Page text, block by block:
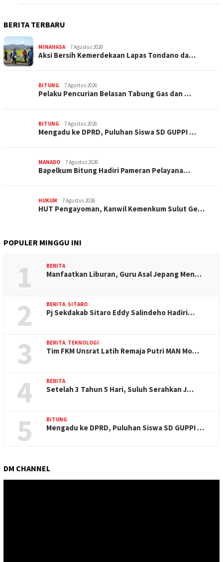
BERITA TERBARU
MINAHASA 7 Agustus 2026
Aksi Bersih Kemerdekaan Lapas Tondano da…
BITUNG 7 Agustus 2026
Pelaku Pencurian Belasan Tabung Gas dan …
BITUNG 7 Agustus 2026
Mengadu ke DPRD, Puluhan Siswa SD GUPPI …
MANADO 7 Agustus 2026
‎Bapelkum Bitung Hadiri Pameran Pelayana…
HUKUM 7 Agustus 2026
HUT Pengayoman, Kanwil Kemenkum Sulut Ge…
POPULER MINGGU INI
1 BERITA
Manfaatkan Liburan, Guru Asal Jepang Men…
2 BERITA SITARO
Pj Sekdakab Sitaro Eddy Salindeho Hadiri…
3 BERITA TEKNOLOGI
Tim FKM Unsrat Latih Remaja Putri MAN Mo…
4 BERITA
Setelah 3 Tahun 5 Hari, Suluh Serahkan J…
5 BITUNG
Mengadu ke DPRD, Puluhan Siswa SD GUPPI …
DM CHANNEL